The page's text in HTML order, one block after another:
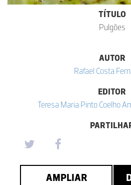
TÍTULO
Pulgões
AUTOR
Rafael Costa
EDITOR
Teresa Maria Pinto Coelho
AMPLIAR